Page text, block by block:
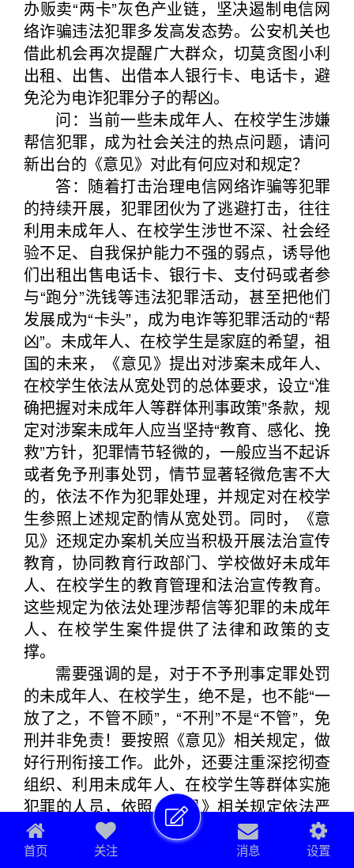
办贩卖“两卡”灰色产业链，坚决遏制电信网
络诈骗违法犯罪多发高发态势。公安机关也
借此机会再次提醒广大群众，切莫贪图小利
出租、出售、出借本人银行卡、电话卡，避
免沦为电诈犯罪分子的帮凶。
问：当前一些未成年人、在校学生涉嫌
帮信犯罪，成为社会关注的热点问题，请问
新出台的《意见》对此有何应对和规定？
答：随着打击治理电信网络诈骗等犯罪
的持续开展，犯罪团伙为了逃避打击，往往
利用未成年人、在校学生涉世不深、社会经
验不足、自我保护能力不强的弱点，诱导他
们出租出售电话卡、银行卡、支付码或者参
与“跑分”洗钱等违法犯罪活动，甚至把他们
发展成为“卡头”，成为电诈等犯罪活动的“帮
凶”。未成年人、在校学生是家庭的希望，祖
国的未来，《意见》提出对涉案未成年人、
在校学生依法从宽处罚的总体要求，设立“准
确把握对未成年人等群体刑事政策”条款，规
定对涉案未成年人应当坚持“教育、感化、挽
救”方针，犯罪情节轻微的，一般应当不起诉
或者免予刑事处罚，情节显著轻微危害不大
的，依法不作为犯罪处理，并规定对在校学
生参照上述规定酌情从宽处罚。同时，《意
见》还规定办案机关应当积极开展法治宣传
教育，协同教育行政部门、学校做好未成年
人、在校学生的教育管理和法治宣传教育。
这些规定为依法处理涉帮信等犯罪的未成年
人、在校学生案件提供了法律和政策的支
撑。
需要强调的是，对于不予刑事定罪处罚
的未成年人、在校学生，绝不是，也不能“一
放了之，不管不顾”，“不刑”不是“不管”，免
刑并非免责！要按照《意见》相关规定，做
好行刑衔接工作。此外，还要注重深挖彻查
组织、利用未成年人、在校学生等群体实施
犯罪的人员，依照《意见》相关规定依法严
惩，绝不姑息！
问：近些年，检察机关在打击治理帮助
首页 关注 消息 设置